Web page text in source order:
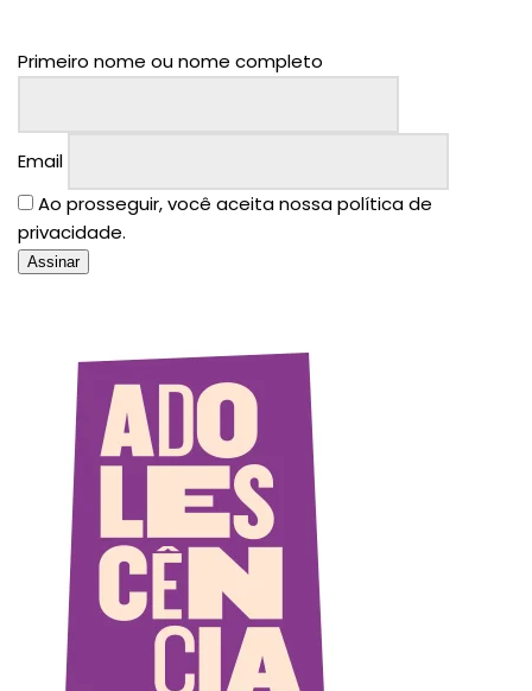
Primeiro nome ou nome completo
Email
Ao prosseguir, você aceita nossa política de
privacidade.